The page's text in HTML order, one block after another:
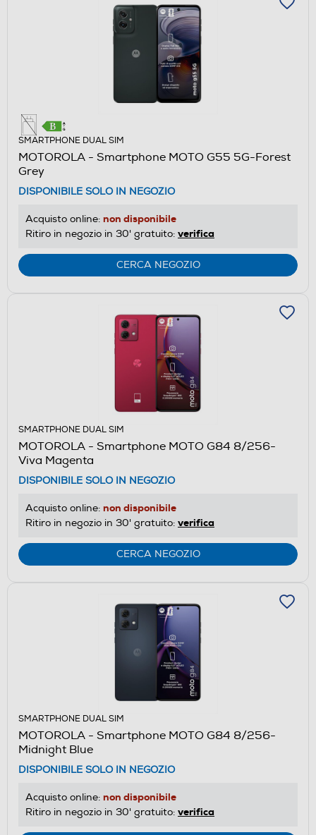
SMARTPHONE DUAL SIM
MOTOROLA - Smartphone MOTO G55 5G-Forest
Grey
DISPONIBILE SOLO IN NEGOZIO
Acquisto online: non disponibile
Ritiro in negozio in 30' gratuito: verifica
CERCA NEGOZIO
SMARTPHONE DUAL SIM
MOTOROLA - Smartphone MOTO G84 8/256-
Viva Magenta
DISPONIBILE SOLO IN NEGOZIO
Acquisto online: non disponibile
Ritiro in negozio in 30' gratuito: verifica
CERCA NEGOZIO
SMARTPHONE DUAL SIM
MOTOROLA - Smartphone MOTO G84 8/256-
Midnight Blue
DISPONIBILE SOLO IN NEGOZIO
Acquisto online: non disponibile
Ritiro in negozio in 30' gratuito: verifica